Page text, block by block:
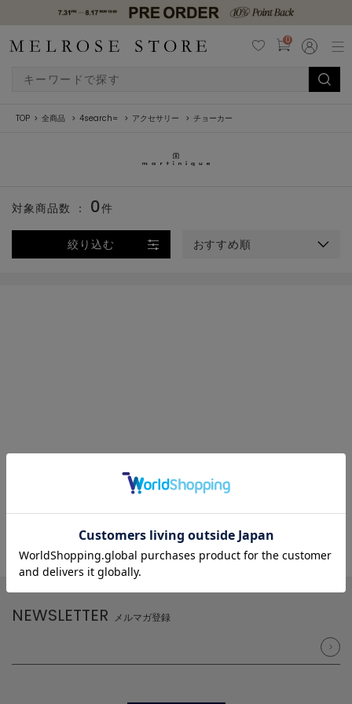
0
TOP 全商品 4search= アクセサリー チョーカー
絞り込む おすすめ順
対象商品数 ： 0件
NEWSLETTER メルマガ登録